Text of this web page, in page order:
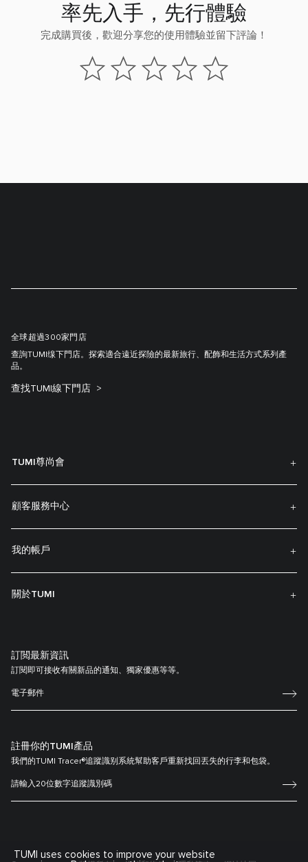
率先入手，先行體驗
完成購買後，歡迎分享您的使用體驗並留下評論！
全球超過300家門店
查詢TUMI缐下門店。探索適合遠近探險的最新旅行、配飾和生活方式系列產
品。
查找TUMI線下門店
TUMI尊尚會
顧客服務中心
我的帳戶
關於TUMI
訂閲最新資訊
訂閱即可接收有關新品的通知、獨家優惠等等。
註冊你的TUMI產品
我們的TUMI Tracer®追蹤識别系統幫助客戶重新找回丟失的行李和包袋。
TUMI uses cookies to improve your website